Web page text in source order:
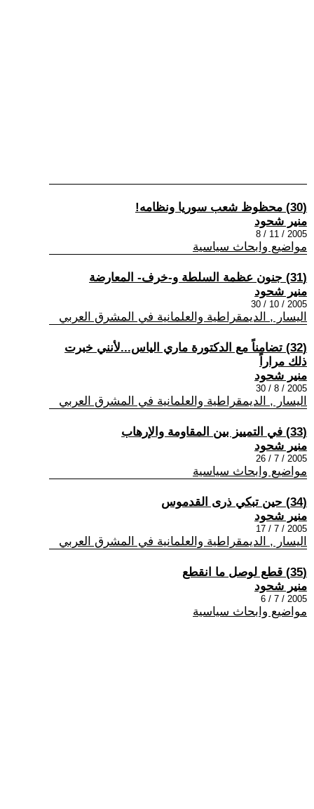
(30) محظوظ شعب سوريا ونظامه!
منير شحود
2005 / 11 / 8
مواضيع وابحاث سياسية
(31) جنون عظمة السلطة و-خرف- المعارضة
منير شحود
2005 / 10 / 30
اليسار , الديمقراطية والعلمانية في المشرق العربي
(32) تضامناً مع الدكتورة ماري الياس...لأنني خبرت
ذلك مراراً
منير شحود
2005 / 8 / 30
اليسار , الديمقراطية والعلمانية في المشرق العربي
(33) في التمييز بين المقاومة والإرهاب
منير شحود
2005 / 7 / 26
مواضيع وابحاث سياسية
(34) حين تبكي ذرى القدموس
منير شحود
2005 / 7 / 17
اليسار , الديمقراطية والعلمانية في المشرق العربي
(35) قطع لوصل ما انقطع
منير شحود
2005 / 7 / 6
مواضيع وابحاث سياسية